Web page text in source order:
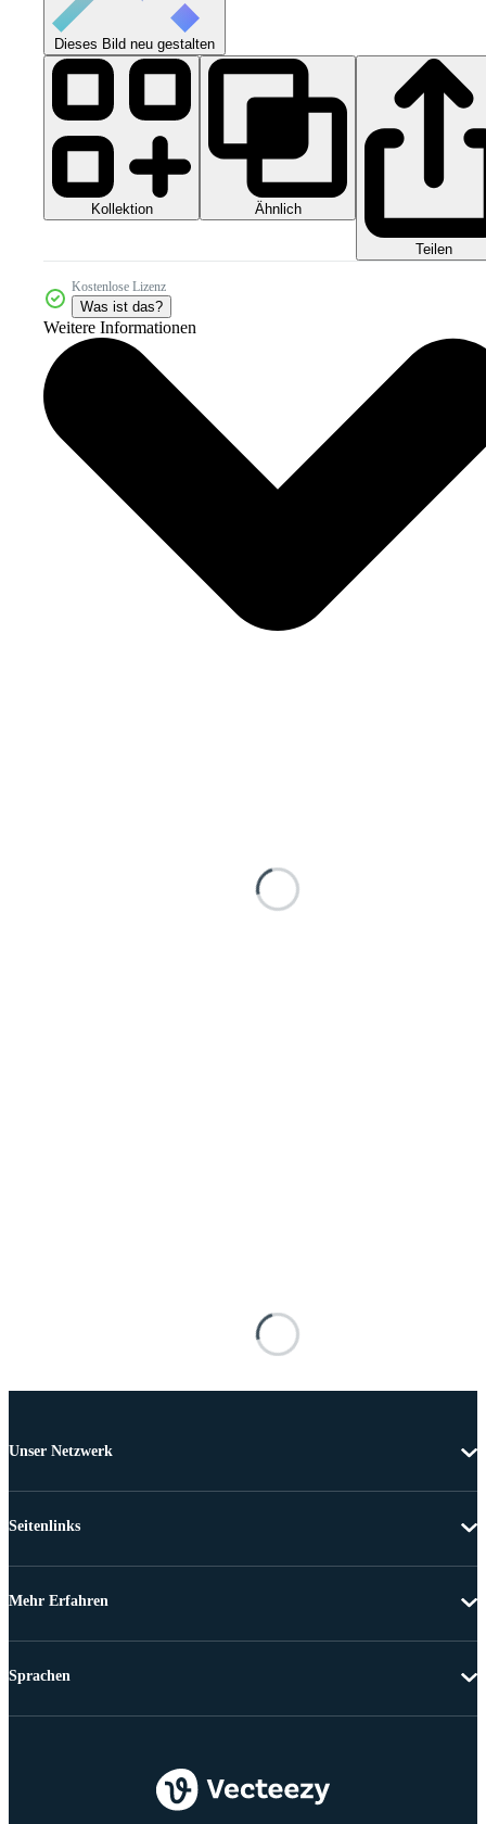
Dieses Bild neu gestalten
Kollektion Ähnlich
Teilen
Kostenlose Lizenz
Was ist das?
Weitere Informationen
Unser Netzwerk
Seitenlinks
Mehr Erfahren
Sprachen